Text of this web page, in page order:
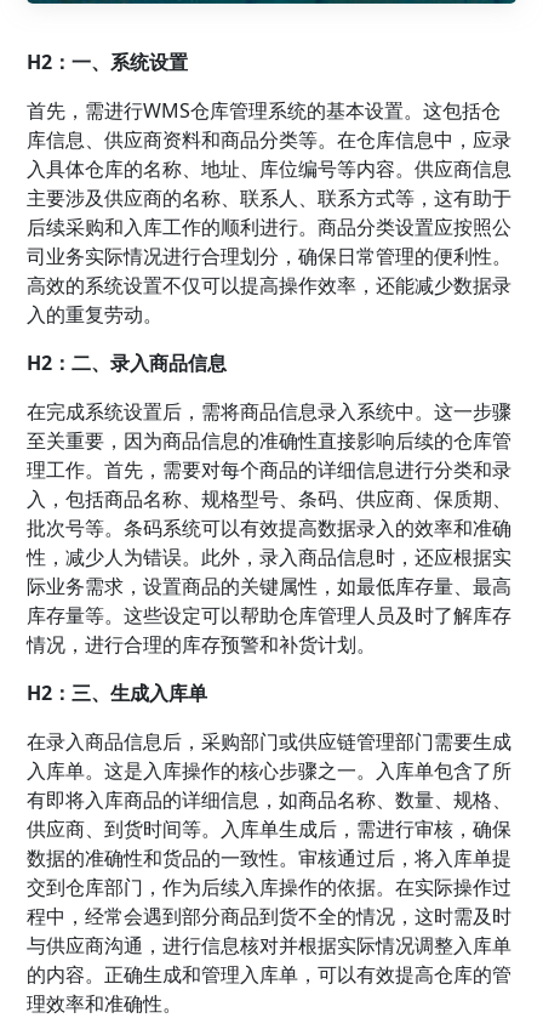
H2：一、系统设置
首先，需进行WMS仓库管理系统的基本设置。这包括仓
库信息、供应商资料和商品分类等。在仓库信息中，应录
入具体仓库的名称、地址、库位编号等内容。供应商信息
主要涉及供应商的名称、联系人、联系方式等，这有助于
后续采购和入库工作的顺利进行。商品分类设置应按照公
司业务实际情况进行合理划分，确保日常管理的便利性。
高效的系统设置不仅可以提高操作效率，还能减少数据录
入的重复劳动。
H2：二、录入商品信息
在完成系统设置后，需将商品信息录入系统中。这一步骤
至关重要，因为商品信息的准确性直接影响后续的仓库管
理工作。首先，需要对每个商品的详细信息进行分类和录
入，包括商品名称、规格型号、条码、供应商、保质期、
批次号等。条码系统可以有效提高数据录入的效率和准确
性，减少人为错误。此外，录入商品信息时，还应根据实
际业务需求，设置商品的关键属性，如最低库存量、最高
库存量等。这些设定可以帮助仓库管理人员及时了解库存
情况，进行合理的库存预警和补货计划。
H2：三、生成入库单
在录入商品信息后，采购部门或供应链管理部门需要生成
入库单。这是入库操作的核心步骤之一。入库单包含了所
有即将入库商品的详细信息，如商品名称、数量、规格、
供应商、到货时间等。入库单生成后，需进行审核，确保
数据的准确性和货品的一致性。审核通过后，将入库单提
交到仓库部门，作为后续入库操作的依据。在实际操作过
程中，经常会遇到部分商品到货不全的情况，这时需及时
与供应商沟通，进行信息核对并根据实际情况调整入库单
的内容。正确生成和管理入库单，可以有效提高仓库的管
理效率和准确性。